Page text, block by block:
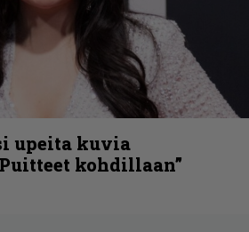
upeita kuvia
kohdillaan”